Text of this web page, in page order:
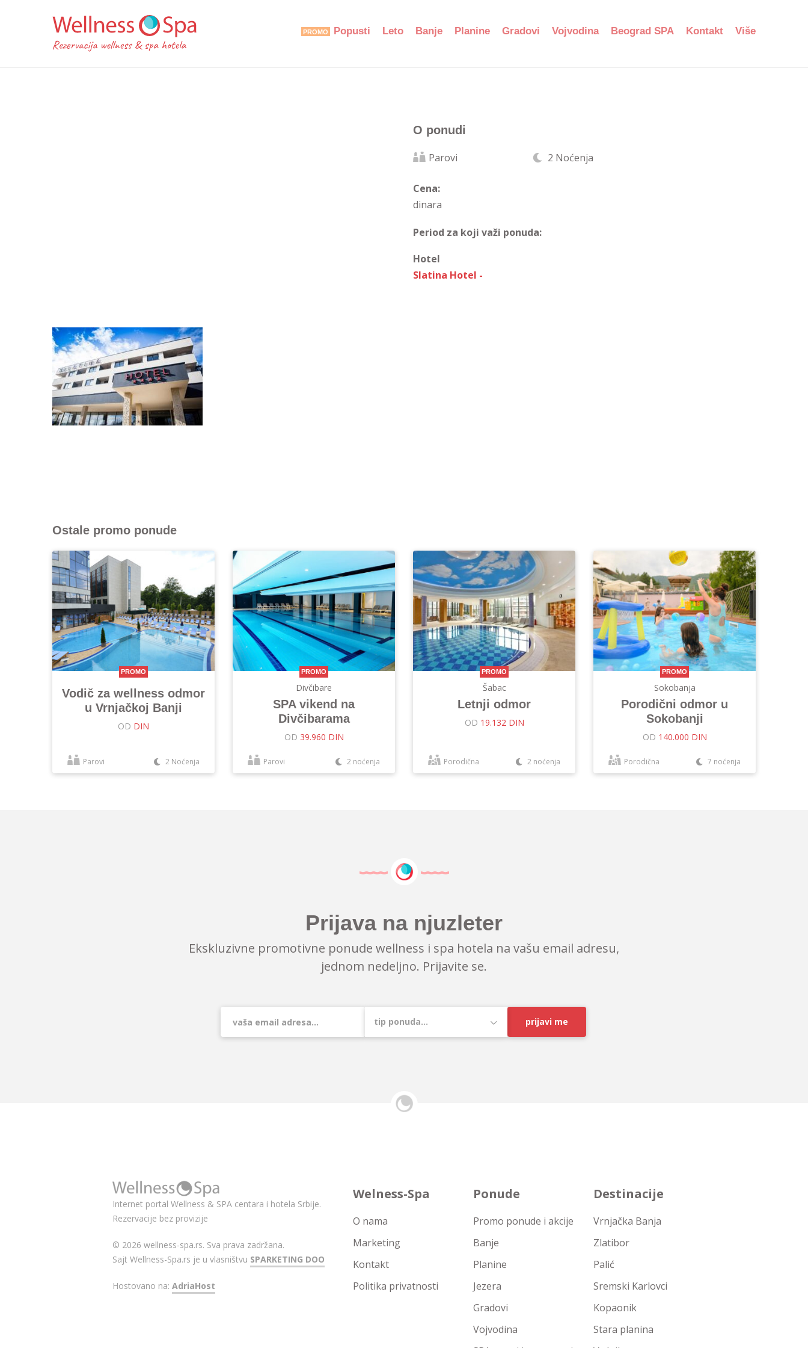
Popusti Leto Banje Planine Gradovi Vojvodina Beograd SPA Kontakt Više
O ponudi
Parovi 2 Noćenja
Cena:
dinara
Period za koji važi ponuda:
Hotel
Slatina Hotel -
Ostale promo ponude
PROMO
Vodič za wellness odmor
u Vrnjačkoj Banji
OD DIN
Parovi 2 Noćenja
PROMO
Divčibare
SPA vikend na
Divčibarama
OD 39.960 DIN
Parovi 2 noćenja
PROMO
Šabac
Letnji odmor
OD 19.132 DIN
Porodična 2 noćenja
PROMO
Sokobanja
Porodični odmor u
Sokobanji
OD 140.000 DIN
Porodična 7 noćenja
Prijava na njuzleter
Ekskluzivne promotivne ponude wellness i spa hotela na vašu email adresu,
jednom nedeljno. Prijavite se.
prijavi me
Internet portal Wellness & SPA centara i hotela Srbije.
Rezervacije bez provizije
© 2026 wellness-spa.rs. Sva prava zadržana.
Sajt Wellness-Spa.rs je u vlasništvu SPARKETING DOO
Hostovano na: AdriaHost
Welness-Spa
O nama
Marketing
Kontakt
Politika privatnosti
Ponude
Promo ponude i akcije
Banje
Planine
Jezera
Gradovi
Vojvodina
Destinacije
Vrnjačka Banja
Zlatibor
Palić
Sremski Karlovci
Kopaonik
Stara planina